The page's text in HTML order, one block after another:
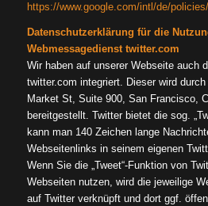
https://www.google.com/intl/de/
Datenschutzerklärung für die
Webmessagedienst twitter.com
Wir haben auf unserer Webseite auch
twitter.com integriert. Dieser wird
Market St, Suite 900, San Francisco,
bereitgestellt. Twitter bietet die sog.
kann man 140 Zeichen lange
Webseitenlinks in seinem eigenen
Wenn Sie die „Tweet“-Funktion von
Webseiten nutzen, wird die jeweilige
auf Twitter verknüpft und dort ggf.